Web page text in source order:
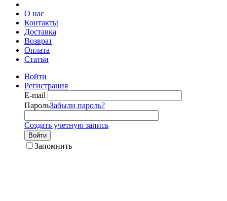
О нас
Контакты
Доставка
Возврат
Оплата
Статьи
Войти
Регистрация
E-mail
ПарольЗабыли пароль?
Создать учетную запись
Войти
Запомнить